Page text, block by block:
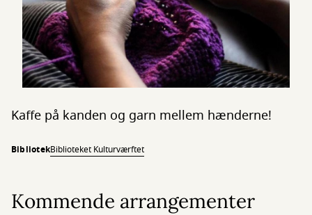
Kaffe på kanden og garn mellem hænderne!
BibliotekBiblioteket Kulturværftet
Kommende arrangementer